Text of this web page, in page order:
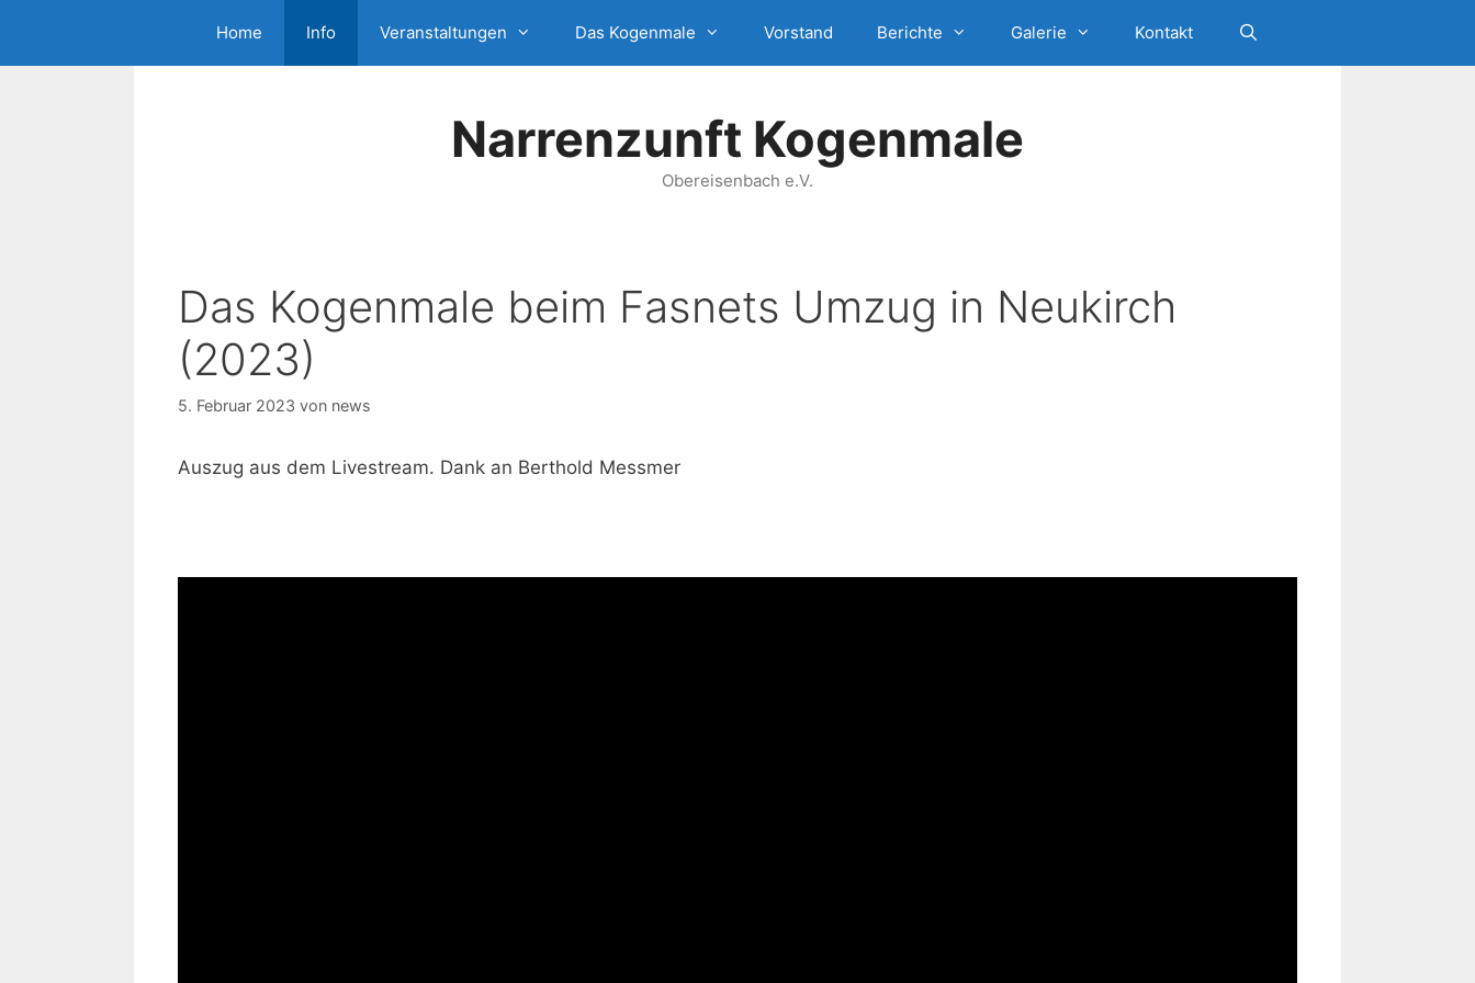
springen
Home Info Veranstaltungen Das Kogenmale Vorstand Berichte Galerie Kontakt
Narrenzunft Kogenmale
Obereisenbach e.V.
Das Kogenmale beim Fasnets Umzug in Neukirch
(2023)
5. Februar 2023 von news
Auszug aus dem Livestream. Dank an Berthold Messmer